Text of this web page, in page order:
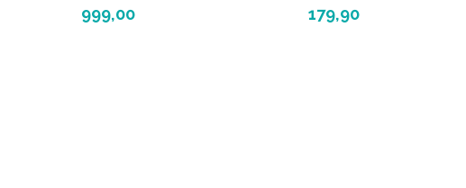
+
Altijd de nieuwste versie bij
999,00
met geïntegreerde draagplank.
179,90